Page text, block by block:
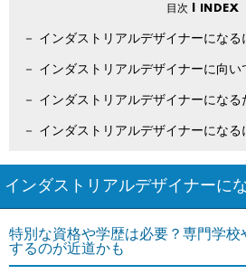
インダストリアルデザイナーになる
インダストリアルデザイナーに向い
インダストリアルデザイナーになる
インダストリアルデザイナーになる
インダストリアルデザイナーに
特別な資格や学歴は必要？専門学校
するのが近道かも